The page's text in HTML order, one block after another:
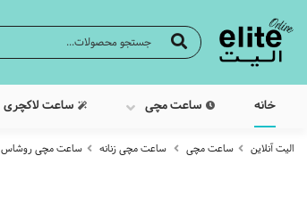
خانه ساعت مچی ساعت لاکچری
الیت آنلاین ساعت مچی ساعت مچی زنانه ساعت مچی روشاس